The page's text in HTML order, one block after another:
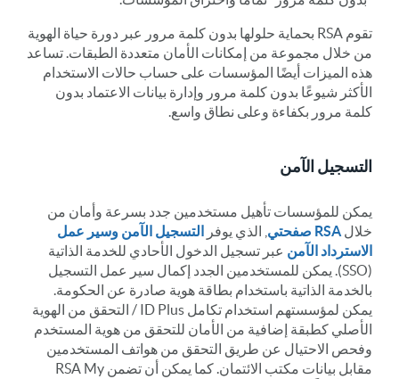
تقوم RSA بحماية حلولها بدون كلمة مرور عبر دورة حياة الهوية
من خلال مجموعة من إمكانات الأمان متعددة الطبقات. تساعد
هذه الميزات أيضًا المؤسسات على حساب حالات الاستخدام
الأكثر شيوعًا بدون كلمة مرور وإدارة بيانات الاعتماد بدون
كلمة مرور بكفاءة وعلى نطاق واسع.
التسجيل الآمن
يمكن للمؤسسات تأهيل مستخدمين جدد بسرعة وأمان من
خلال RSA صفحتي , الذي يوفر
التسجيل الآمن وسير عمل
الاسترداد الآمن عبر تسجيل الدخول الأحادي للخدمة الذاتية
(SSO). يمكن للمستخدمين الجدد إكمال سير عمل التسجيل
بالخدمة الذاتية باستخدام بطاقة هوية صادرة عن الحكومة.
يمكن لمؤسستهم استخدام تكامل ID Plus / التحقق من الهوية
الأصلي كطبقة إضافية من الأمان للتحقق من هوية المستخدم
وفحص الاحتيال عن طريق التحقق من هواتف المستخدمين
مقابل بيانات مكتب الائتمان. كما يمكن أن تضمن RSA My